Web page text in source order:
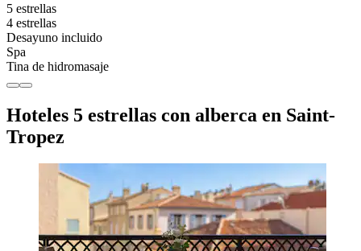
5 estrellas
4 estrellas
Desayuno incluido
Spa
Tina de hidromasaje
Hoteles 5 estrellas con alberca en Saint-
Tropez